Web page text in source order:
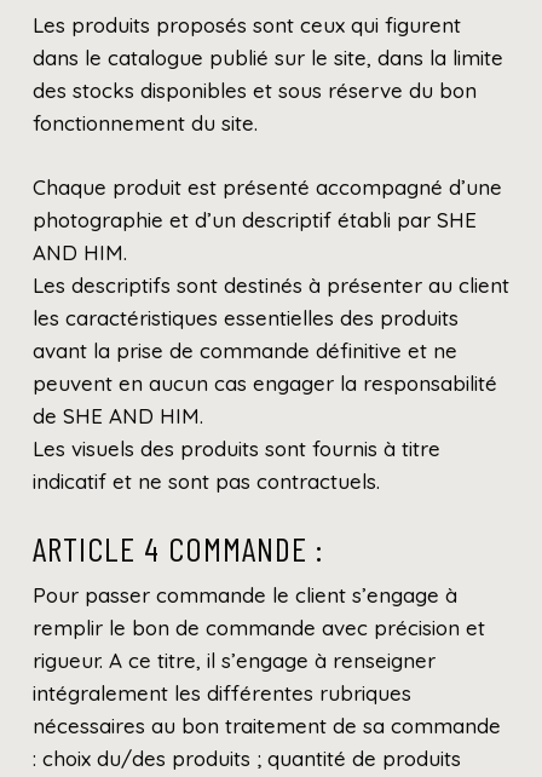
Les produits proposés sont ceux qui figurent
dans le catalogue publié sur le site, dans la limite
des stocks disponibles et sous réserve du bon
fonctionnement du site.
Chaque produit est présenté accompagné d’une
photographie et d’un descriptif établi par SHE
AND HIM.
Les descriptifs sont destinés à présenter au client
les caractéristiques essentielles des produits
avant la prise de commande définitive et ne
peuvent en aucun cas engager la responsabilité
de SHE AND HIM.
Les visuels des produits sont fournis à titre
indicatif et ne sont pas contractuels.
ARTICLE 4 COMMANDE :
Pour passer commande le client s’engage à
remplir le bon de commande avec précision et
rigueur. A ce titre, il s’engage à renseigner
intégralement les différentes rubriques
nécessaires au bon traitement de sa commande
: choix du/des produits ; quantité de produits